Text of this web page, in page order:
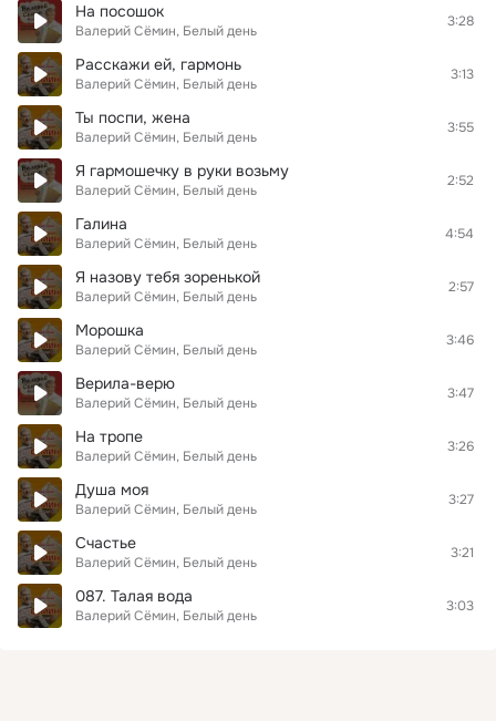
На посошок
Валерий Сёмин, Белый день
3:28
Расскажи ей, гармонь
Валерий Сёмин, Белый день
3:13
Ты поспи, жена
Валерий Сёмин, Белый день
3:55
Я гармошечку в руки возьму
Валерий Сёмин, Белый день
2:52
Галина
Валерий Сёмин, Белый день
4:54
Я назову тебя зоренькой
Валерий Сёмин, Белый день
2:57
Морошка
Валерий Сёмин, Белый день
3:46
Верила-верю
Валерий Сёмин, Белый день
3:47
На тропе
Валерий Сёмин, Белый день
3:26
Душа моя
Валерий Сёмин, Белый день
3:27
Счастье
Валерий Сёмин, Белый день
3:21
087. Талая вода
Валерий Сёмин, Белый день
3:03